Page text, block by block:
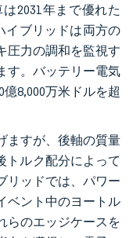
2031年まで優れた
イブリッドは両方の
圧力の調和を監視す
す。バッテリー電気
8,000万米ドルを超
ますが、後軸の質量
トルク配分によって
リッドでは、パワー
ベント中のヨートル
らのエッジケースを